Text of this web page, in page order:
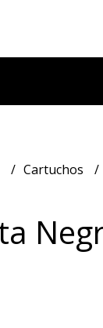
Cartuchos